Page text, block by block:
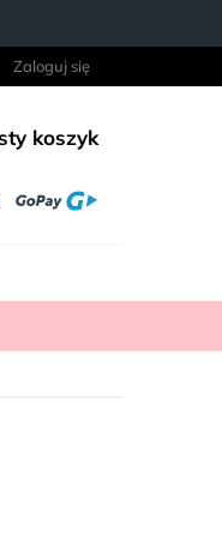
Zaloguj się
Koszyk
koszyk